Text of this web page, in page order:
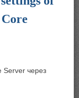
Server через